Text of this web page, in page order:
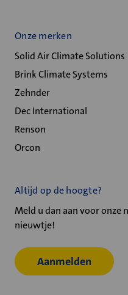
Onze merken
Solid Air Climate Solutions
Brink Climate Systems
Zehnder
Dec International
Renson
Orcon
Altijd op de hoogte?
Meld u dan aan voor onze
nieuwtje!
Aanmelden